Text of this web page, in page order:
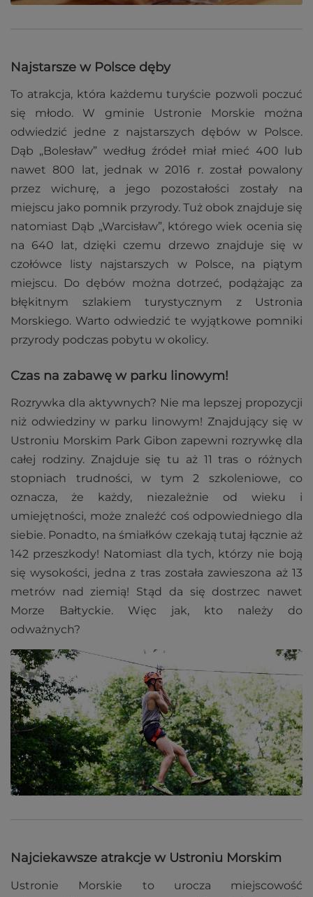
Najstarsze w Polsce dęby
To atrakcja, która każdemu turyście pozwoli poczuć
się młodo. W gminie Ustronie Morskie można
odwiedzić jedne z najstarszych dębów w Polsce.
Dąb „Bolesław” według źródeł miał mieć 400 lub
nawet 800 lat, jednak w 2016 r. został powalony
przez wichurę, a jego pozostałości zostały na
miejscu jako pomnik przyrody. Tuż obok znajduje się
natomiast Dąb „Warcisław”, którego wiek ocenia się
na 640 lat, dzięki czemu drzewo znajduje się w
czołówce listy najstarszych w Polsce, na piątym
miejscu. Do dębów można dotrzeć, podążając za
błękitnym szlakiem turystycznym z Ustronia
Morskiego. Warto odwiedzić te wyjątkowe pomniki
przyrody podczas pobytu w okolicy.
Czas na zabawę w parku linowym!
Rozrywka dla aktywnych? Nie ma lepszej propozycji
niż odwiedziny w parku linowym! Znajdujący się w
Ustroniu Morskim Park Gibon zapewni rozrywkę dla
całej rodziny. Znajduje się tu aż 11 tras o różnych
stopniach trudności, w tym 2 szkoleniowe, co
oznacza, że każdy, niezależnie od wieku i
umiejętności, może znaleźć coś odpowiedniego dla
siebie. Ponadto, na śmiałków czekają tutaj łącznie aż
142 przeszkody! Natomiast dla tych, którzy nie boją
się wysokości, jedna z tras została zawieszona aż 13
metrów nad ziemią! Stąd da się dostrzec nawet
Morze Bałtyckie. Więc jak, kto należy do
odważnych?
Najciekawsze atrakcje w Ustroniu Morskim
Ustronie Morskie to urocza miejscowość